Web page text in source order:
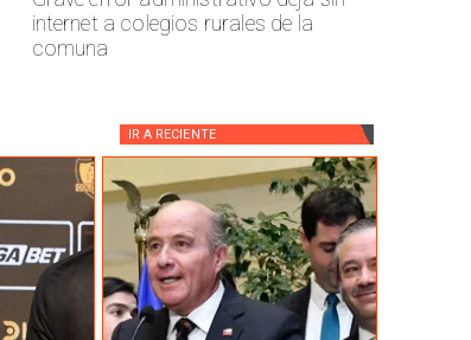
internet a colegios rurales de la
comuna
IR A RECIENTE